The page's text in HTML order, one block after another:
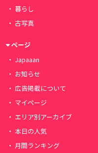
暮らし
古写真
ページ
Japaaan
お知らせ
広告掲載について
マイページ
エリア別アーカイブ
本日の人気
月間ランキング